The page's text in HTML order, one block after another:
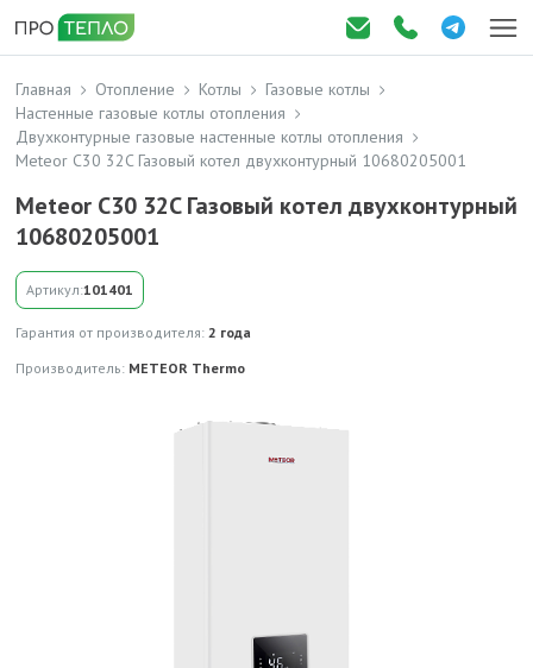
Главная Отопление Котлы
Газовые котлы
Настенные газовые котлы отопления
Двухконтурные газовые настенные котлы отопления
Meteor C30 32C Газовый котел двухконтурный 10680205001
Meteor C30 32C Газовый котел двухконтурный
10680205001
Артикул:101401
Гарантия от производителя: 2 года
Производитель: METEOR Thermo